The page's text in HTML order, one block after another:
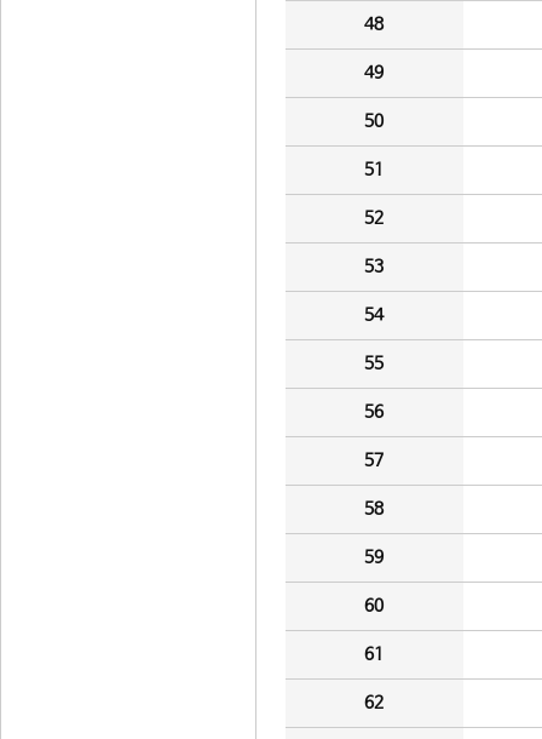
48
49
50
51
52
53
54
55
56
57
58
59
60
61
62